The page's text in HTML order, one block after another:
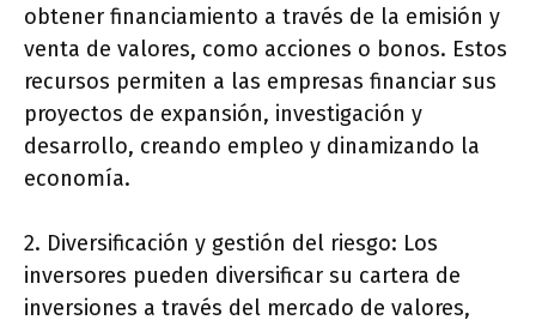
obtener financiamiento a través de la emisión y
venta de valores, como acciones o bonos. Estos
recursos permiten a las empresas financiar sus
proyectos de expansión, investigación y
desarrollo, creando empleo y dinamizando la
economía.
2. Diversificación y gestión del riesgo: Los
inversores pueden diversificar su cartera de
inversiones a través del mercado de valores,